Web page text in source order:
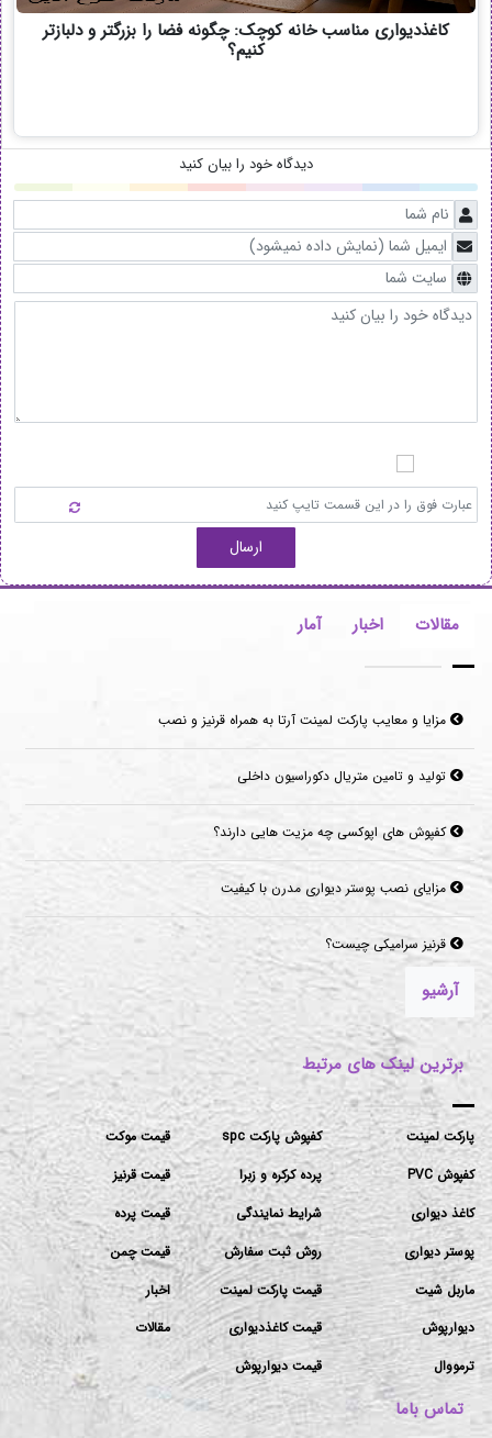
کاغذدیواری مناسب خانه کوچک: چگونه فضا را بزرگتر و دلبازتر
کنیم؟
دیدگاه خود را بیان کنید
ارسال
مقالات اخبار آمار
مزایا و معایب پارکت لمینت آرتا به همراه قرنیز و نصب
تولید و تامین متریال دکوراسیون داخلی
کفپوش های اپوکسی چه مزیت هایی دارند؟
مزایای نصب پوستر دیواری مدرن با کیفیت
قرنیز سرامیکی چیست؟
آرشیو
برترین لینک های مرتبط
پارکت لمینت
کفپوش PVC
کاغذ دیواری
پوستر دیواری
ماربل شیت
دیوارپوش
ترمووال
کفپوش پارکت spc
پرده کرکره و زبرا
شرایط نمایندگی
روش ثبت سفارش
قیمت پارکت لمینت
قیمت کاغذدیواری
قیمت دیوارپوش
قیمت موکت
قیمت قرنیز
قیمت پرده
قیمت چمن
اخبار
مقالات
تماس باما